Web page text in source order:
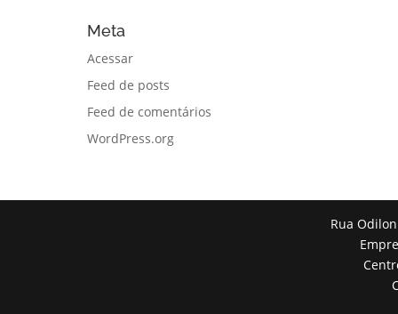
Meta
Acessar
Feed de posts
Feed de comentários
WordPress.org
Rua